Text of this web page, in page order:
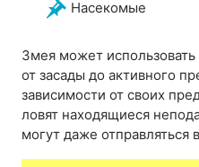
Насекомые
Змея может
от засады до активного
зависимости от своих
ловят находящиеся
могут даже отправляться